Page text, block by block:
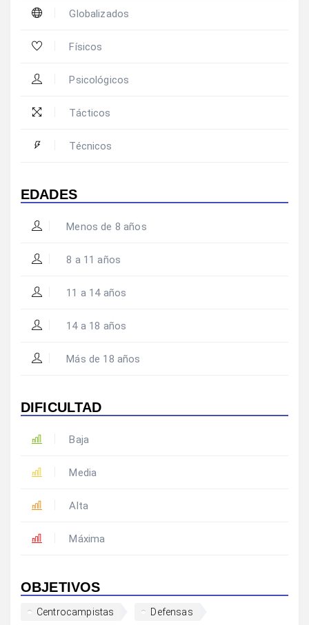
Globalizados
Físicos
Psicológicos
Tácticos
Técnicos
EDADES
Menos de 8 años
8 a 11 años
11 a 14 años
14 a 18 años
Más de 18 años
DIFICULTAD
Baja
Media
Alta
Máxima
OBJETIVOS
Centrocampistas Defensas